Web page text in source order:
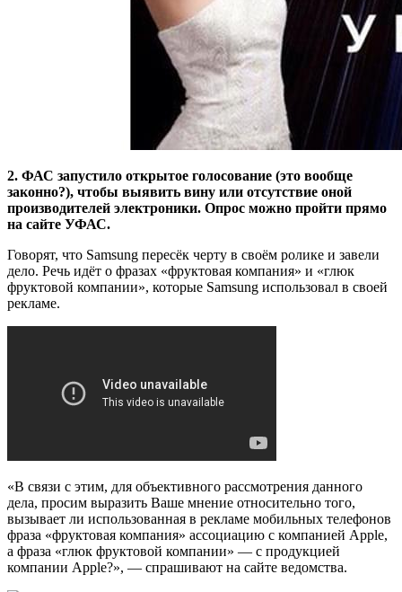
2. ФАС запустило открытое голосование (это вообще
законно?), чтобы выявить вину или отсутствие оной
производителей электроники. Опрос можно пройти прямо
на сайте УФАС.
Говорят, что Samsung пересёк черту в своём ролике и завели
дело. Речь идёт о фразах «фруктовая компания» и «глюк
фруктовой компании», которые Samsung использовал в своей
рекламе.
«В связи с этим, для объективного рассмотрения данного
дела, просим выразить Ваше мнение относительно того,
вызывает ли использованная в рекламе мобильных телефонов
фраза «фруктовая компания» ассоциацию с компанией Apple,
а фраза «глюк фруктовой компании» — с продукцией
компании Apple?», — спрашивают на сайте ведомства.